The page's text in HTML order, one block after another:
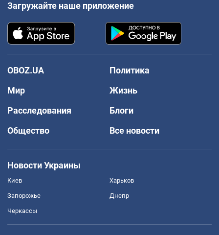
Загружайте наше приложение
OBOZ.UA
Политика
Мир
Жизнь
Расследования
Блоги
Общество
Все новости
Новости Украины
Киев Харьков
Запорожье Днепр
Черкассы